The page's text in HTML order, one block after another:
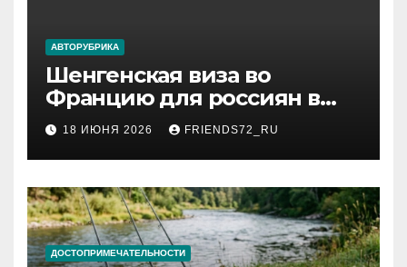
АВТОРУБРИКА
Шенгенская виза во
Францию для россиян в
2026 году: сроки от 3 дней
и список необходимых
документов
18 ИЮНЯ 2026 FRIENDS72_RU
ДОСТОПРИМЕЧАТЕЛЬНОСТИ